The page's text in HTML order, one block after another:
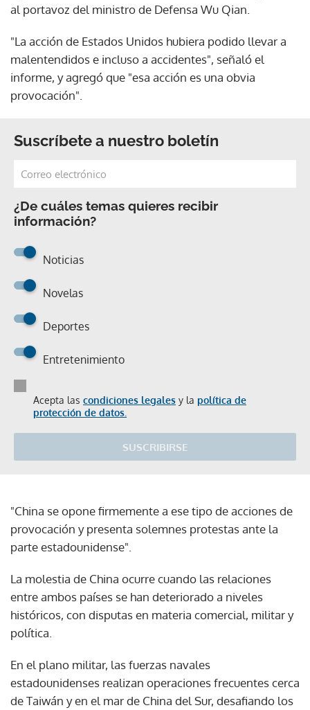
al portavoz del ministro de Defensa Wu Qian.
"La acción de Estados Unidos hubiera podido llevar a
malentendidos e incluso a accidentes", señaló el
informe, y agregó que "esa acción es una obvia
provocación".
Suscríbete a nuestro boletín
¿De cuáles temas quieres recibir
información?
Noticias
Novelas
Deportes
Entretenimiento
Acepta las condiciones legales y la política de
protección de datos.
SUSCRIBIRSE
"China se opone firmemente a ese tipo de acciones de
provocación y presenta solemnes protestas ante la
parte estadounidense".
La molestia de China ocurre cuando las relaciones
entre ambos países se han deteriorado a niveles
históricos, con disputas en materia comercial, militar y
política.
En el plano militar, las fuerzas navales
estadounidenses realizan operaciones frecuentes cerca
de Taiwán y en el mar de China del Sur, desafiando los